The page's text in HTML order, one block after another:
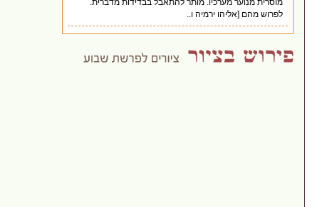
לפרוש מהם [אליהו ירמיה ו..